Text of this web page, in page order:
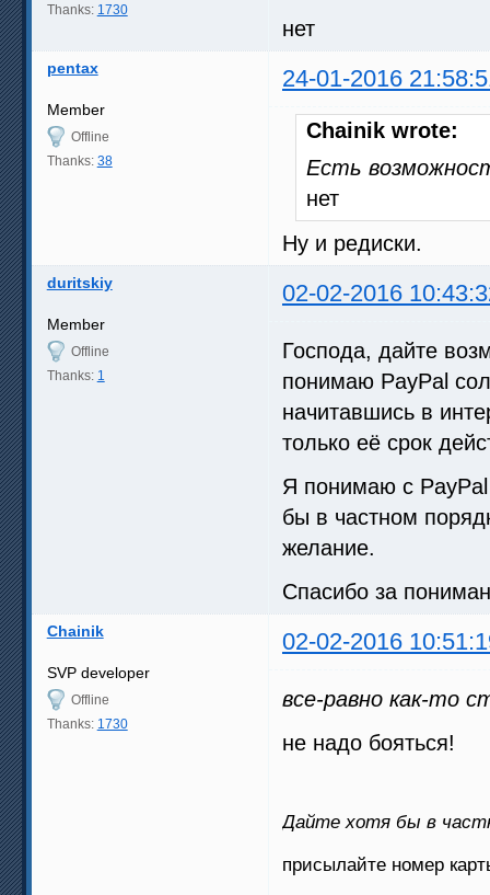
Thanks: 1730
нет
pentax 24-01-2016
Member
Offline
Thanks: 38
Chainik wrote:
Есть
нет
Ну и редиски.
duritskiy 02-02-2016
Member
Offline
Thanks: 1
Господа, дайте
понимаю PayPal
начитавшись в
только её срок
Я понимаю с
бы в частном
желание.
Спасибо за
Chainik 02-02-2016
SVP developer
Offline
Thanks: 1730
все-равно как-то
не надо бояться!
Дайте хотя бы в
присылайте номер